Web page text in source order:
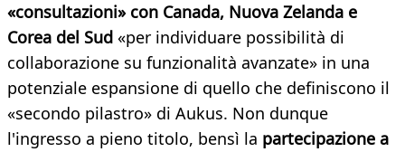
«consultazioni» con Canada, Nuova Zelanda e
Corea del Sud «per individuare possibilità di
collaborazione su funzionalità avanzate» in una
potenziale espansione di quello che definiscono il
«secondo pilastro» di Aukus. Non dunque
l'ingresso a pieno titolo, bensì la partecipazione a